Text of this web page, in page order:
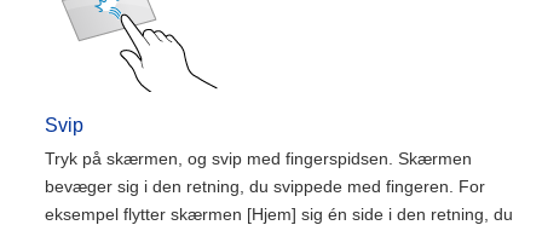
Svip
Tryk på skærmen, og svip med fingerspidsen. Skærmen
bevæger sig i den retning, du svippede med fingeren. For
eksempel flytter skærmen [Hjem] sig én side i den retning, du